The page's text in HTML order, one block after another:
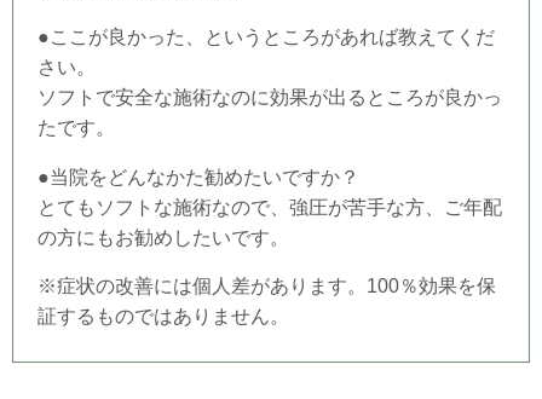
●ここが良かった、というところがあれば教えてくだ
さい。
ソフトで安全な施術なのに効果が出るところが良かっ
たです。
●当 院をどんなかた勧めたいですか？
とてもソフトな施術なので、強圧が苦手な方、ご年配
の方にもお勧めしたいです。
※症状の改善には個人差があります。100％効果を保
証するものではありません。